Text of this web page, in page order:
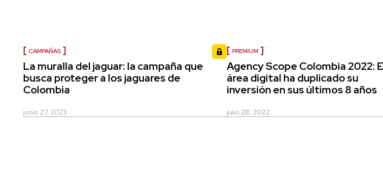
CAMPAÑAS
La muralla del jaguar: la campaña que
busca proteger a los jaguares de
Colombia
junio 27, 2023
PREMIUM
Agency Scope Colombia 2022:
área digital ha duplicado su
inversión en sus últimos 8 años
julio 28, 2022